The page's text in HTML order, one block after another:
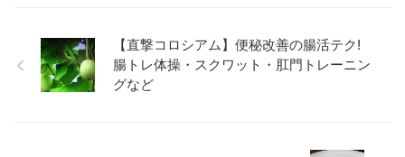
【直撃コロシアム】便秘改善の腸活テク!
腸トレ体操・スクワット・肛門トレーニン
グなど